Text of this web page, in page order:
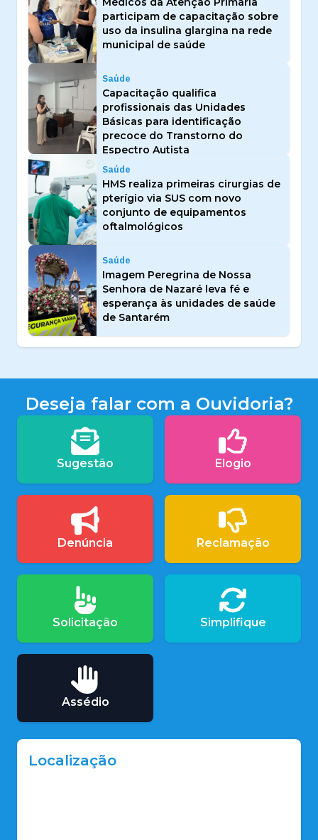
participam de capacitação sobre
uso da insulina glargina na rede
municipal de saúde
Saúde
Capacitação qualifica
profissionais das Unidades
Básicas para identificação
precoce do Transtorno do
Espectro Autista
Saúde
HMS realiza primeiras cirurgias de
pterígio via SUS com novo
conjunto de equipamentos
oftalmológicos
Saúde
Imagem Peregrina de Nossa
Senhora de Nazaré leva fé e
esperança às unidades de saúde
de Santarém
Deseja falar com a Ouvidoria?
Sugestão Elogio
Denúncia Reclamação
Solicitação Simplifique
Assédio
Localização